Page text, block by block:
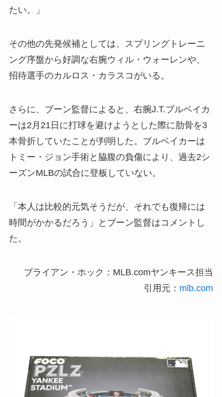
たい。」
その他の先発候補としては、スプリングトレーニ
ング序盤から好調な右腕ウィル・ウォーレンや、
招待選手のカルロス・カラスコがいる。
さらに、ブーン監督によると、右腕J.T.ブルベイカ
ーは2月21日に打球を避けようとした際に肋骨を3
本骨折していたことが判明した。ブルベイカーは
トミー・ジョン手術と脇腹の負傷により、過去2シ
ーズンMLBの試合に登板していない。
「本人は比較的元気そうだが、それでも復帰には
時間がかかるだろう」とブーン監督はコメントし
た。
ブライアン・ホック：MLB.comヤンキース担当
引用元： mlb.com